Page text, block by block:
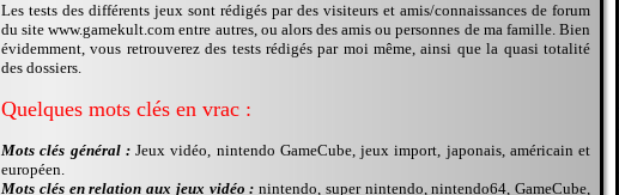
Les tests des différents jeux sont rédigés par des visiteurs et amis/connaissances de forum
du site www.gamekult.com entre autres, ou alors des amis ou personnes de ma famille. Bien
évidemment, vous retrouverez des tests rédigés par moi même, ainsi que la quasi totalité
des dossiers.
Quelques mots clés en vrac :
Mots clés général : Jeux vidéo, nintendo GameCube, jeux import, japonais, américain et
européen.
Mots clés en relation aux jeux vidéo : nintendo, super nintendo, nintendo64, GameCube,